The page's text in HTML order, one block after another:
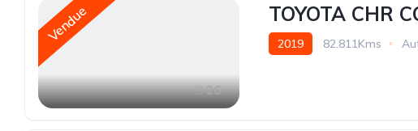
Vendue
26
TOYOTA CHR
2019 82.811Kms